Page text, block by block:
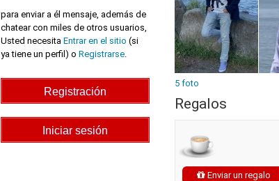
para enviar a él mensaje, además de
chatear con miles de otros usuarios,
Usted necesita Entrar en el sitio (si
ya tiene un perfil) o Registrarse.
5 foto
Regalos
Enviar un regalo